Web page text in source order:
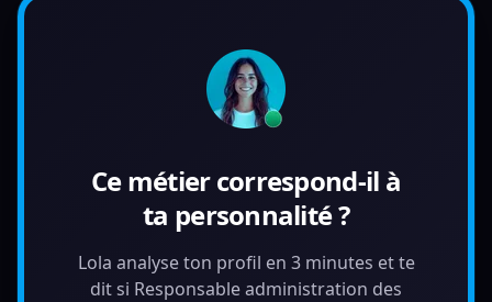
Ce métier correspond-il à
ta personnalité ?
Lola analyse ton profil en 3 minutes et te
dit si Responsable administration des